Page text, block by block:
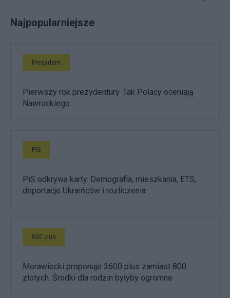
Najpopularniejsze
Prezydent
Pierwszy rok prezydentury. Tak Polacy oceniają
Nawrockiego
PiS
PiS odkrywa karty. Demografia, mieszkania, ETS,
deportacje Ukraińców i rozliczenia
800 plus
Morawiecki proponuje 3600 plus zamiast 800
złotych. Środki dla rodzin byłyby ogromne